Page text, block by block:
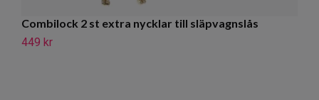
Combilock 2 st extra nycklar till släpvagnslås
449 kr